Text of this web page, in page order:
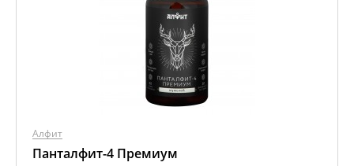
Алфит
Панталфит-4 Премиум